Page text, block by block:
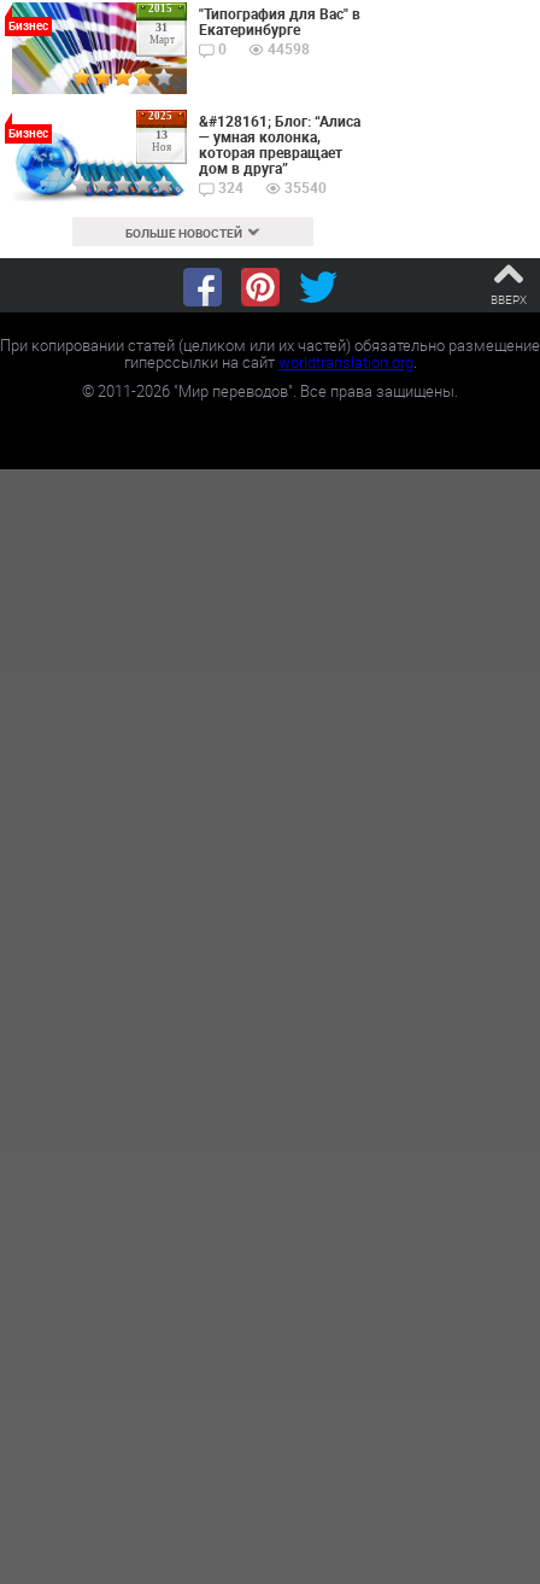
2015
31
Март
Бизнес
"Типография для Вас" в
Екатеринбурге
0
44598
2025
13
Ноя
Бизнес
&#128161; Блог: “Алиса
— умная колонка,
которая превращает
дом в друга”
324
35540
БОЛЬШЕ НОВОСТЕЙ
ВВЕРХ
При копировании статей (целиком или их частей) обязательно размещение
гиперссылки на сайтworldtranslation.org.
©2011-2026 "Мир переводов". Все права защищены.